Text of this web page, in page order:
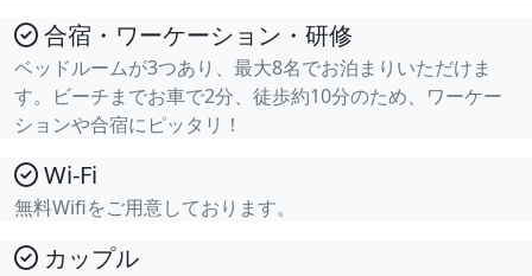
合宿・ワーケーション・研修
ベッドルームが3つあり、最大8名でお泊まりいただけま
す。ビーチまでお車で2分、徒歩約10分のため、ワーケー
ションや合宿にピッタリ！
Wi-Fi
無料Wifiをご用意しております。
カップル